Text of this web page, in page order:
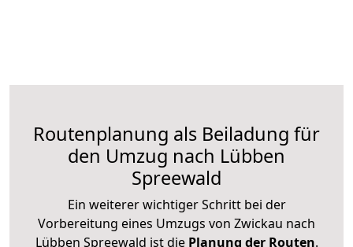
Routenplanung als Beiladung für
den Umzug nach Lübben
Spreewald
Ein weiterer wichtiger Schritt bei der
Vorbereitung eines Umzugs von Zwickau nach
Lübben Spreewald ist diePlanung der Routen.